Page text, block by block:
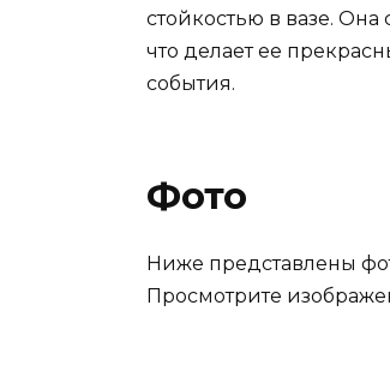
стойкостью в вазе.
что делает ее
события.
Фото
Ниже представлены
Просмотрите